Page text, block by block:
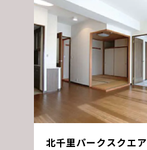
北千里パークスクエア